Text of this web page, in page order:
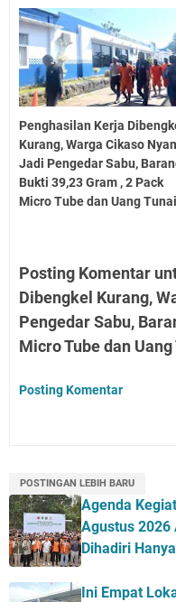
Penghasilan Kerja
Kurang, Warga Cikaso
Jadi Pengedar Sabu,
Bukti 39,23 Gram , 2 Pack
Micro Tube dan Uang Tunai
Posting Komentar
Dibengkel Kurang,
Pengedar Sabu,
Micro Tube dan Uang
Posting Komentar
POSTINGAN LEBIH BARU
Agenda
Agustus 2026
Dihadiri
Ini Empat